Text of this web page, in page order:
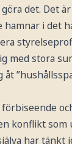
det. Det
i det
med stora
konflikt som
har tänkt